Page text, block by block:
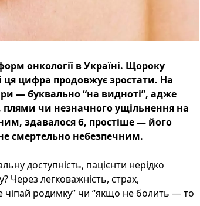
онкології в Україні. Щороку
ця цифра продовжує зростати. На
— буквально “на видноті”, адже
плями чи незначного ущільнення на
здавалося б, простіше — його
смертельно небезпечним.
доступність, пацієнти нерідко
Через легковажність, страх,
чіпай родимку” чи “якщо не болить — то